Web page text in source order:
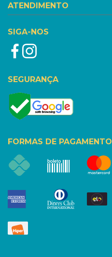
ATENDIMENTO
SIGA-NOS
SEGURANÇA
FORMAS DE PAGAMENTO